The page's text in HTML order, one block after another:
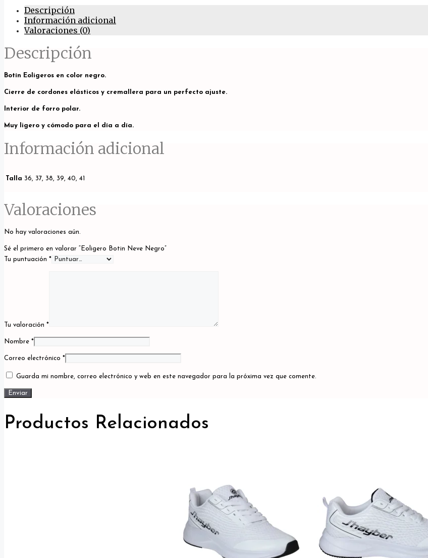
Descripción
Información adicional
Valoraciones (0)
Descripción
Botín Eoligeros en color negro.
Cierre de cordones elásticos y cremallera para un perfecto ajuste.
Interior de forro polar.
Muy ligero y cómodo para el día a día.
Información adicional
Talla 36, 37, 38, 39, 40, 41
Valoraciones
No hay valoraciones aún.
Sé el primero en valorar “Eoligero Botin Neve Negro”
Tu puntuación *
Tu valoración *
Nombre *
Correo electrónico *
Guarda mi nombre, correo electrónico y web en este navegador para la próxima vez que comente.
Productos Relacionados